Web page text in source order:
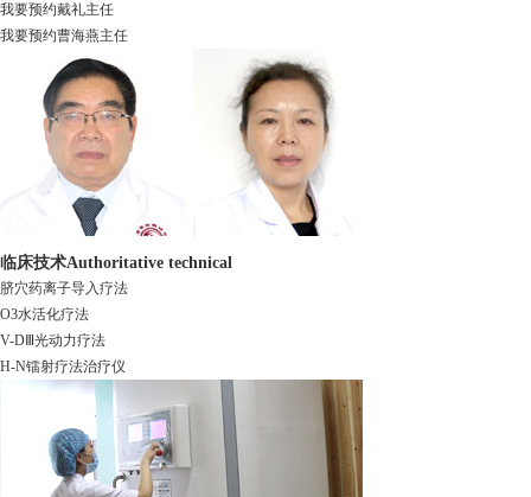
我要预约戴礼主任
我要预约曹海燕主任
临床技术Authoritative technical
脐穴药离子导入疗法
O3水活化疗法
V-DⅢ光动力疗法
H-N镭射疗法治疗仪